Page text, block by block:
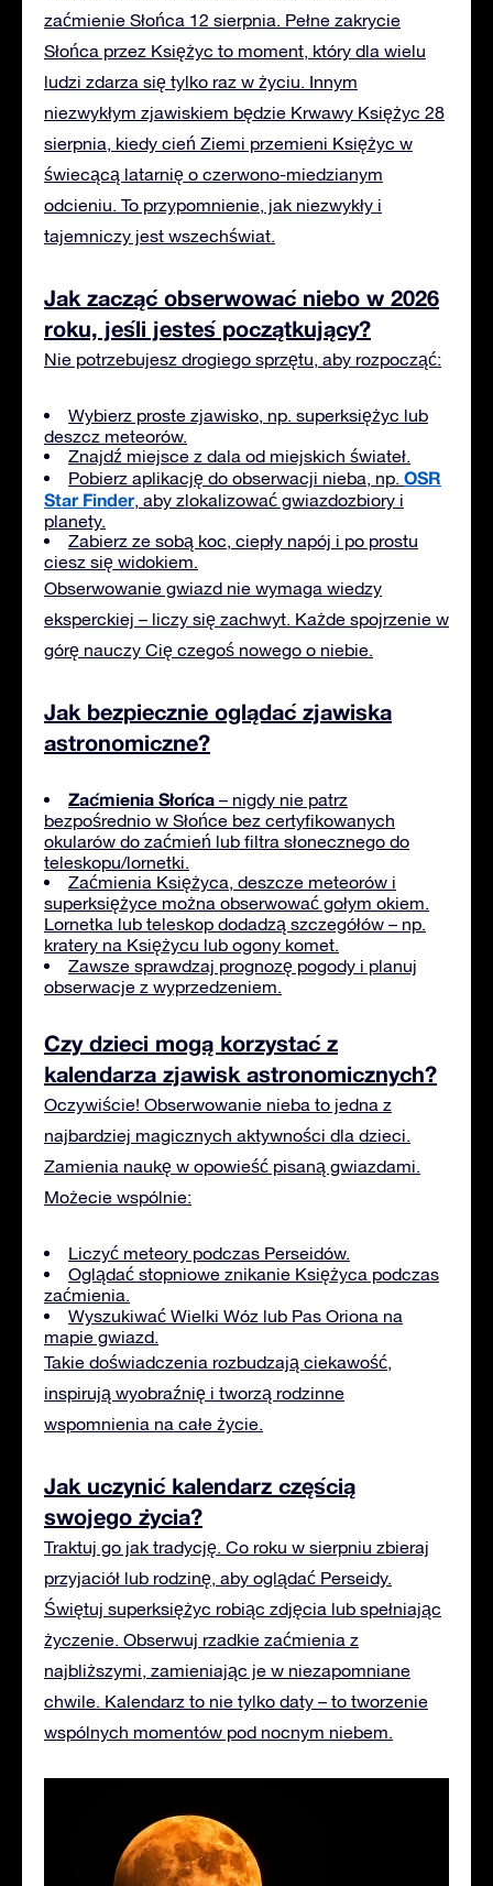
zaćmienie Słońca 12 sierpnia. Pełne zakrycie
Słońca przez Księżyc to moment, który dla wielu
ludzi zdarza się tylko raz w życiu. Innym
niezwykłym zjawiskiem będzie Krwawy Księżyc 28
sierpnia, kiedy cień Ziemi przemieni Księżyc w
świecącą latarnię o czerwono-miedzianym
odcieniu. To przypomnienie, jak niezwykły i
tajemniczy jest wszechświat.
Jak zacząć obserwować niebo w 2026
roku, jeśli jesteś początkujący?
Nie potrzebujesz drogiego sprzętu, aby rozpocząć:
Wybierz proste zjawisko, np. superksiężyc lub
deszcz meteorów.
Znajdź miejsce z dala od miejskich świateł.
Pobierz aplikację do obserwacji nieba, np. OSR
Star Finder, aby zlokalizować gwiazdozbiory i
planety.
Zabierz ze sobą koc, ciepły napój i po prostu
ciesz się widokiem.
Obserwowanie gwiazd nie wymaga wiedzy
eksperckiej – liczy się zachwyt. Każde spojrzenie w
górę nauczy Cię czegoś nowego o niebie.
Jak bezpiecznie oglądać zjawiska
astronomiczne?
Zaćmienia Słońca – nigdy nie patrz
bezpośrednio w Słońce bez certyfikowanych
okularów do zaćmień lub filtra słonecznego do
teleskopu/lornetki.
Zaćmienia Księżyca, deszcze meteorów i
superksiężyce można obserwować gołym okiem.
Lornetka lub teleskop dodadzą szczegółów – np.
kratery na Księżycu lub ogony komet.
Zawsze sprawdzaj prognozę pogody i planuj
obserwacje z wyprzedzeniem.
Czy dzieci mogą korzystać z
kalendarza zjawisk astronomicznych?
Oczywiście! Obserwowanie nieba to jedna z
najbardziej magicznych aktywności dla dzieci.
Zamienia naukę w opowieść pisaną gwiazdami.
Możecie wspólnie:
Liczyć meteory podczas Perseidów.
Oglądać stopniowe znikanie Księżyca podczas
zaćmienia.
Wyszukiwać Wielki Wóz lub Pas Oriona na
mapie gwiazd.
Takie doświadczenia rozbudzają ciekawość,
inspirują wyobraźnię i tworzą rodzinne
wspomnienia na całe życie.
Jak uczynić kalendarz częścią
swojego życia?
Traktuj go jak tradycję. Co roku w sierpniu zbieraj
przyjaciół lub rodzinę, aby oglądać Perseidy.
Świętuj superksiężyc robiąc zdjęcia lub spełniając
życzenie. Obserwuj rzadkie zaćmienia z
najbliższymi, zamieniając je w niezapomniane
chwile. Kalendarz to nie tylko daty – to tworzenie
wspólnych momentów pod nocnym niebem.